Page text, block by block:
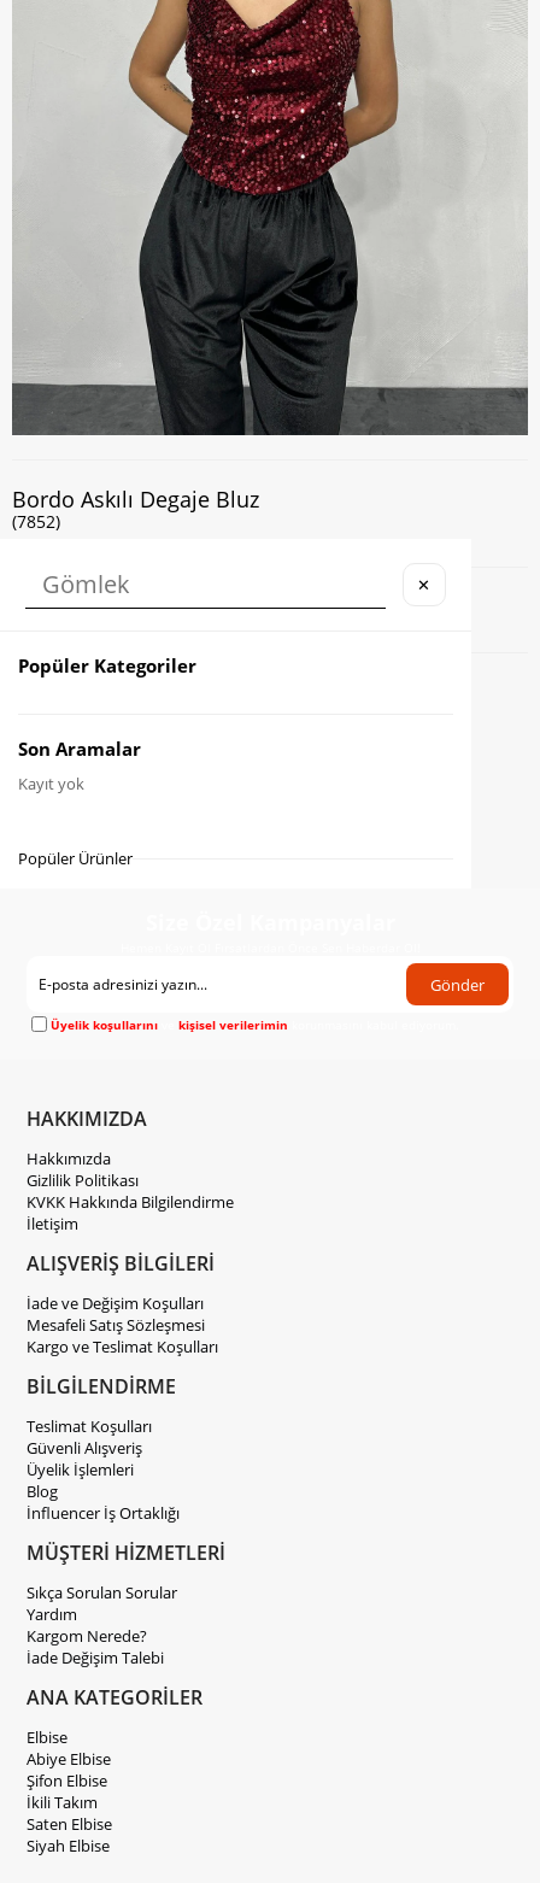
Bordo Askılı Degaje Bluz
(7852)
Kapıda Nakit veya Kart ile Ödeme İmkanı
Karşılaştır
Fiyat Düşünce Haber Ver
Gönder
Üyelik koşullarını vekişisel verilerimin
HAKKIMIZDA
Hakkımızda
Gizlilik Politikası
KVKK Hakkında Bilgilendirme
İletişim
ALIŞVERİŞ BİLGİLERİ
İade ve Değişim Koşulları
Mesafeli Satış Sözleşmesi
Kargo ve Teslimat Koşulları
BİLGİLENDİRME
Teslimat Koşulları
Güvenli Alışveriş
Üyelik İşlemleri
Blog
İnfluencer İş Ortaklığı
MÜŞTERİ HİZMETLERİ
Sıkça Sorulan Sorular
Yardım
Kargom Nerede?
İade Değişim Talebi
ANA KATEGORİLER
Elbise
Abiye Elbise
Şifon Elbise
İkili Takım
Saten Elbise
Siyah Elbise
✕
Popüler Kategoriler
Son Aramalar
Kayıt yok
Popüler Ürünler